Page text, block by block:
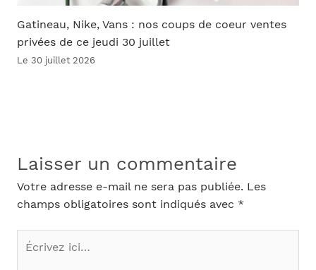
Gatineau, Nike, Vans : nos coups de coeur ventes
privées de ce jeudi 30 juillet
Le 30 juillet 2026
Laisser un commentaire
Votre adresse e-mail ne sera pas publiée. Les
champs obligatoires sont indiqués avec *
Écrivez
ici…